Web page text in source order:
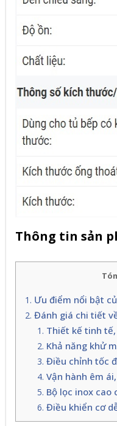
Thông tin sản
Ưu điểm nổi bật
Đánh giá chi tiết
Thiết kế tinh
Khả năng khử
Điều chỉnh tốc
Vận hành êm
Bộ lọc inox cao
Điều khiển cơ